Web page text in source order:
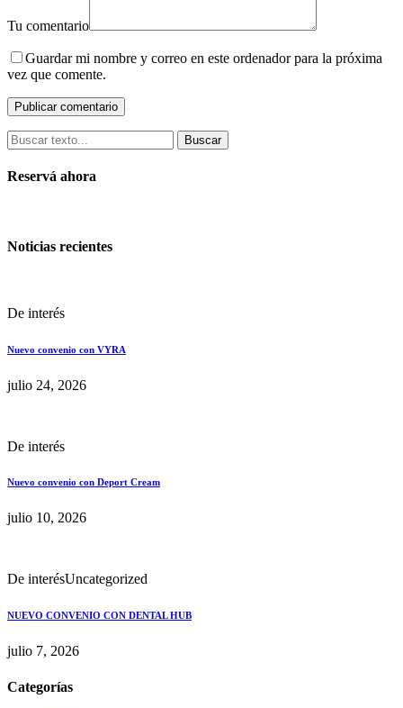
Tu comentario
Guardar mi nombre y correo en este ordenador para la próxima
vez que comente.
Buscar
Reservá ahora
Noticias recientes
De interés
Nuevo convenio con VYRA
julio 24, 2026
De interés
Nuevo convenio con Deport Cream
julio 10, 2026
De interésUncategorized
NUEVO CONVENIO CON DENTAL HUB
julio 7, 2026
Categorías